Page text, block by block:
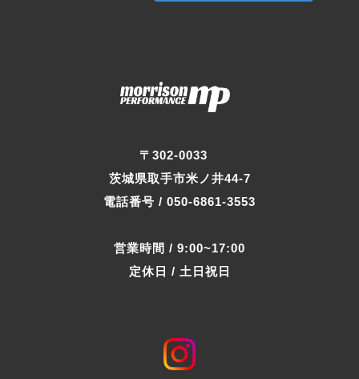
〒302-0033
茨城県取手市米ノ井44-7
電話番号 / 050-6861-3553
営業時間 / 9:00~17:00
定休日 / 土日祝日